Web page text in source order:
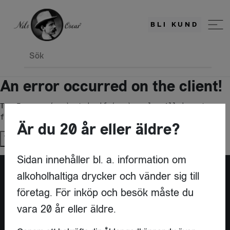
BLI KUND
Sök
An error occurred on the client!
TypeError: c(...).stringify(...).replaceAll is not a
function
Try againÄr du 20 år eller äldre?
Sidan innehåller bl. a. information om
alkoholhaltiga drycker och vänder sig till
företag. För inköp och besök måste du
vara 20 år eller äldre.